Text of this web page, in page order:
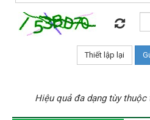
Hiệu quả đa dạng tùy